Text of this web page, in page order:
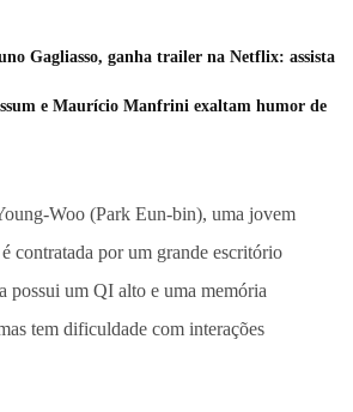
Gagliasso, ganha trailer na Netflix: assista
e Maurício Manfrini exaltam humor de
Woo (Park Eun-bin), uma jovem
contratada por um grande escritório
possui um QI alto e uma memória
tem dificuldade com interações